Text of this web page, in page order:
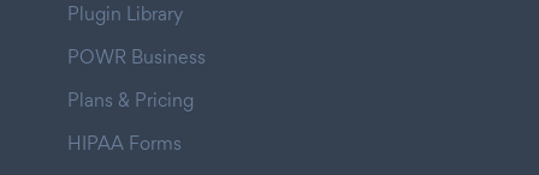
Plugin Library
POWR Business
Plans & Pricing
HIPAA Forms